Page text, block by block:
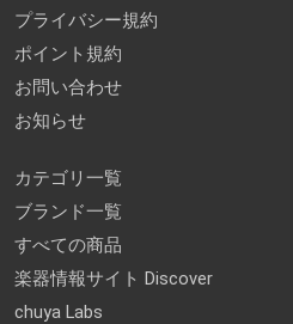
プライバシー規約
ポイント規約
お問い合わせ
お知らせ
カテゴリ一覧
ブランド一覧
すべての商品
楽器情報サイト Discover
chuya Labs